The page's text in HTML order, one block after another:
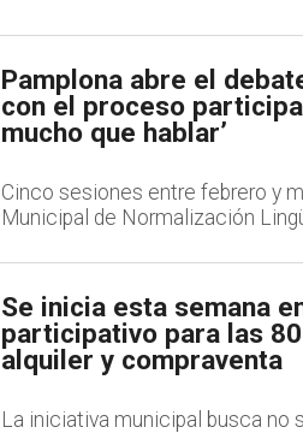
Pamplona abre el
con el proceso
mucho que hablar’
Cinco sesiones entre febrero y
Municipal de Normalización
Se inicia esta semana
participativo para las
alquiler y compraventa
La iniciativa municipal busca no